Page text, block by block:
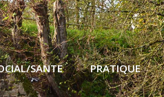
SANTE PRATIQUE